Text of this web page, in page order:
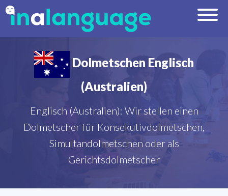
Dolmetschen Englisch
(Australien)
Englisch (Australien): Wir stellen einen
Dolmetscher für Konsekutivdolmetschen,
Simultandolmetschen oder als
Gerichtsdolmetscher